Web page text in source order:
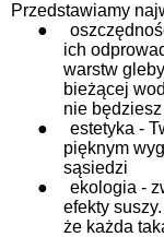
Przedstawiamy
●
ich
warstw
bieżącej
nie
●
estetyka -
pięknym
sąsiedzi
●
ekologia -
efekty
że każda